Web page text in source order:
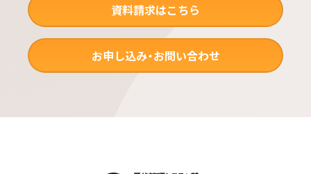
資料請求はこちら
お申し込み・お問い合わせ